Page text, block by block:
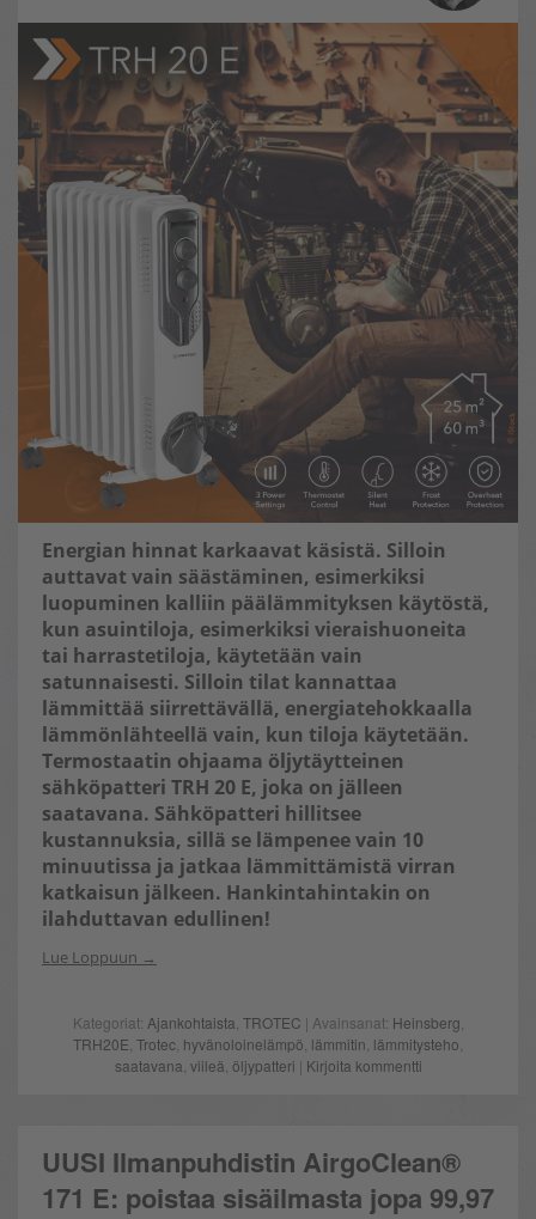
Energian hinnat karkaavat käsistä. Silloin
auttavat vain säästäminen, esimerkiksi
luopuminen kalliin päälämmityksen käytöstä,
kun asuintiloja, esimerkiksi vieraishuoneita
tai harrastetiloja, käytetään vain
satunnaisesti. Silloin tilat kannattaa
lämmittää siirrettävällä, energiatehokkaalla
lämmönlähteellä vain, kun tiloja käytetään.
Termostaatin ohjaama öljytäytteinen
sähköpatteri TRH 20 E, joka on jälleen
saatavana. Sähköpatteri hillitsee
kustannuksia, sillä se lämpenee vain 10
minuutissa ja jatkaa lämmittämistä virran
katkaisun jälkeen. Hankintahintakin on
ilahduttavan edullinen!
Lue Loppuun
Kategoriat: Ajankohtaista TROTEC | Avainsanat: Heinsberg
TRH20E Trotec hyvänoloinelämpö lämmitin lämmitysteho
saatavana viileä öljypatteri | Kirjoita kommentti
UUSI Ilmanpuhdistin AirgoClean®
171 E: poistaa sisäilmasta jopa 99,97